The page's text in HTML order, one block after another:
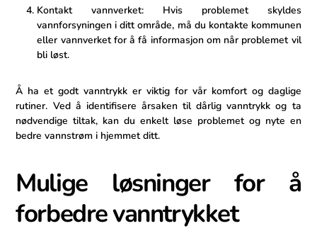
Kontakt vannverket: Hvis problemet skyldes
vannforsyningen i⁢ ditt område, må du kontakte kommunen
​eller ‌vannverket‍ for å få informasjon om når problemet vil
bli løst.
Å ha⁣ et godt vanntrykk⁣ er viktig for vår⁣ komfort⁣ og⁢ daglige
rutiner. Ved å identifisere årsaken til dårlig vanntrykk og ta
⁣nødvendige tiltak, kan du ‍enkelt løse problemet og nyte en
bedre vannstrøm i hjemmet ditt.
Mulige løsninger for å
forbedre vanntrykket